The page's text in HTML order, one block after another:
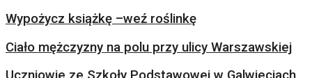
Wypożycz książkę –weź roślinkę
Ciało mężczyzny na polu przy ulicy Warszawskiej